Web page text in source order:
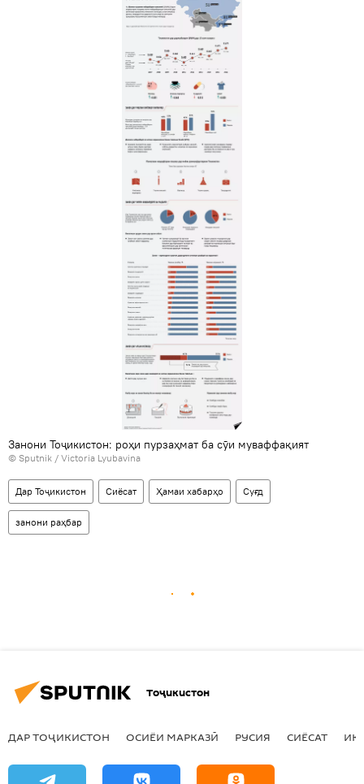
Занони Тоҷикистон: роҳи пурзаҳмат ба сӯи муваффақият
© Sputnik / Victoria Lyubavina
Дар Тоҷикистон Сиёсат Ҳамаи хабарҳо Суғд
занони раҳбар
Тоҷикистон
ДАР ТОҶИКИСТОН ОСИЁИ МАРКАЗӢ РУСИЯ СИЁСАТ